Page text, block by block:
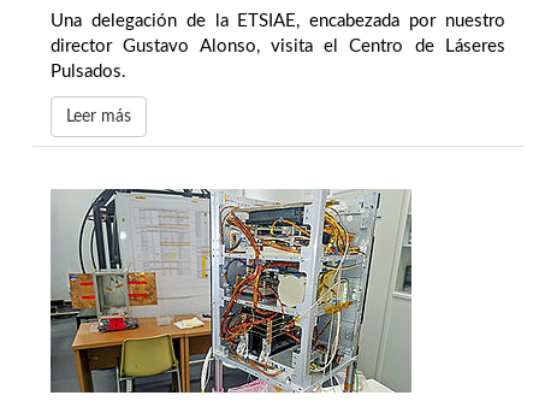
Una delegación de la ETSIAE, encabezada por nuestro
director Gustavo Alonso, visita el Centro de Láseres
Pulsados.
Leer más